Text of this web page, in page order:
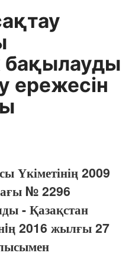
бақылауды
ережесін
Үкіметінің 2009
№ 2296
- Қазақстан
2016 жылғы 27